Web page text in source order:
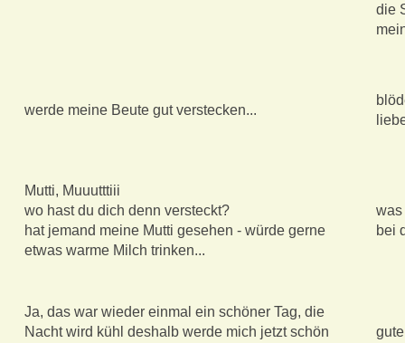
die
werde meine Beute gut verstecken...
Mutti, Muuutttiii
wo hast du dich denn versteckt?
hat jemand meine Mutti gesehen - würde gerne
etwas warme Milch trinken...
was
bei
Ja, das war wieder einmal ein schöner Tag, die
Nacht wird kühl deshalb werde mich jetzt schön